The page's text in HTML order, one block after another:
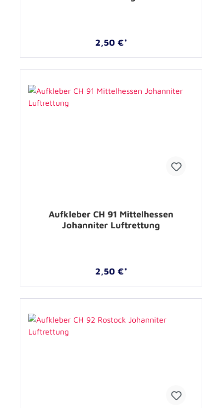
2,50 €*
Aufkleber CH 91 Mittelhessen
Johanniter Luftrettung
2,50 €*